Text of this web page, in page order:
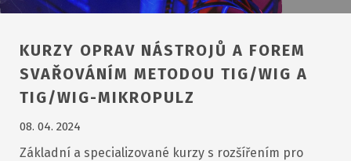
KURZY OPRAV NÁSTROJŮ A FOREM
SVAŘOVÁNÍM METODOU TIG/WIG A
TIG/WIG-MIKROPULZ
08. 04. 2024
Základní a specializované kurzy s rozšířením pro